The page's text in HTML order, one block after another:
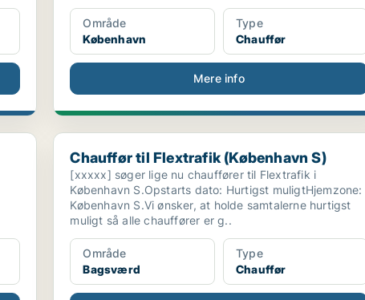
Område
København
Type
Chauffør
Mere info
Chauffør til Flextrafik (København S)
Chauffør til Flextrafik (København S)
[xxxxx] søger lige nu chauffører til Flextrafik i
København S.Opstarts dato: Hurtigst muligtHjemzone:
København S.Vi ønsker, at holde samtalerne hurtigst
muligt så alle chauffører er g..
Område
Bagsværd
Type
Chauffør